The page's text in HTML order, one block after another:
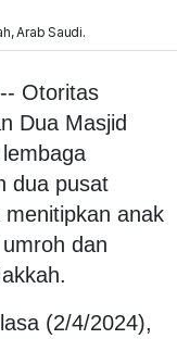
Arab Saudi.
Otoritas
Dua Masjid
dua pusat
anak
dan
(2/4/2024),